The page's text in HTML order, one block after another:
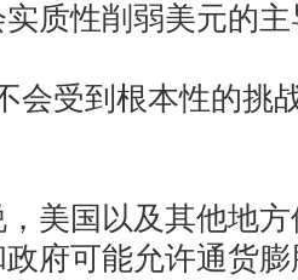
质性削弱美元的
受到根本性的挑
国以及其他地方
府可能允许通货